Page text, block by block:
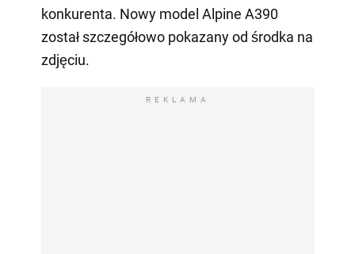
konkurenta. Nowy model Alpine A390
został szczegółowo pokazany od środka na
zdjęciu.
REKLAMA